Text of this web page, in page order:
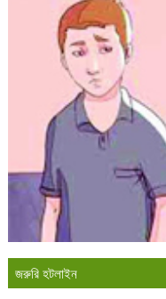
জরুরি হটলাইন